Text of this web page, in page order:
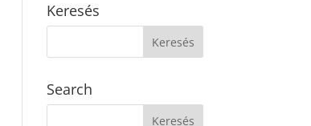
Keresés
Search